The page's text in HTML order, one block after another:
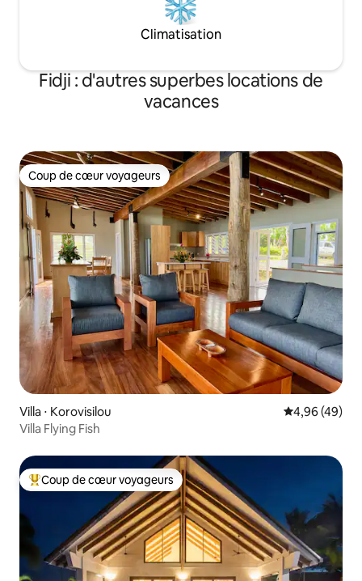
Climatisation
Fidji : d'autres superbes locations de
vacances
Coup de cœur voyageurs
Coup de cœur voyageurs
Villa ⋅ Korovisilou Évaluation
4,96 (49)
Villa Flying Fish
Coups de cœur voyageurs les plus appréciés
Coup de cœur voyageurs